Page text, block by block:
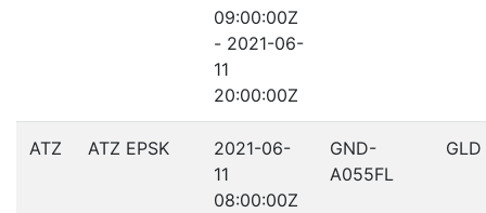
09:00:00Z
- 2021-06-
11
20:00:00Z
ATZ ATZ EPSK
2021-06-
11
08:00:00Z
GND-
A055FL
GLD